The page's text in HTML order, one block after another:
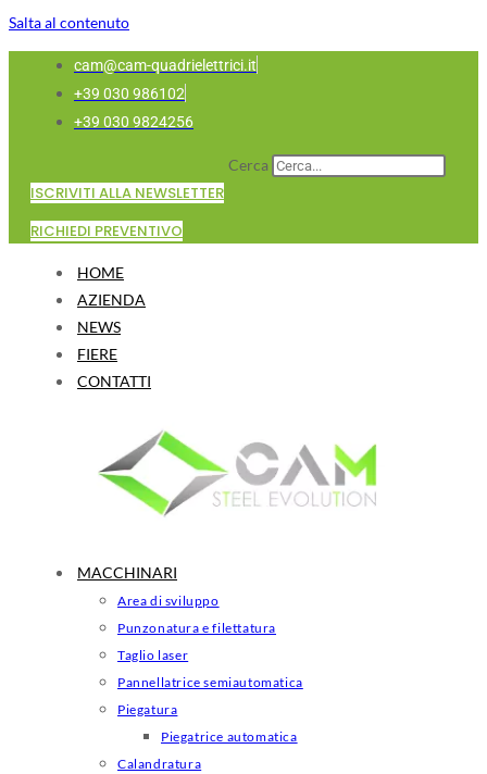
Salta al contenuto
cam@cam-quadrielettrici.it
+39 030 986102
+39 030 9824256
Cerca
ISCRIVITI ALLA NEWSLETTER
RICHIEDI PREVENTIVO
HOME
AZIENDA
NEWS
FIERE
CONTATTI
MACCHINARI
Area di sviluppo
Punzonatura e filettatura
Taglio laser
Pannellatrice semiautomatica
Piegatura
Piegatrice automatica
Calandratura